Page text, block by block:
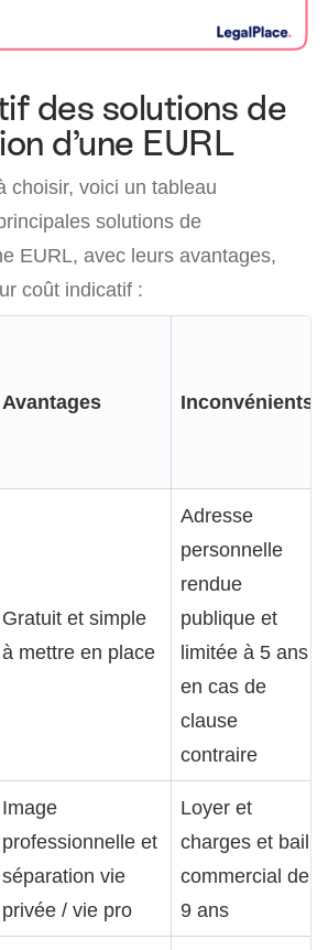
des solutions de
d’une EURL
choisir, voici un tableau
solutions de
EURL, avec leurs avantages,
coût indicatif :
Avantages Inconvénients
Gratuit et simple
à mettre en place
Adresse
personnelle
rendue
publique et
limitée à 5 ans
en cas de
clause
contraire
Image
professionnelle et
séparation vie
privée / vie pro
Loyer et
charges et bail
commercial de
9 ans